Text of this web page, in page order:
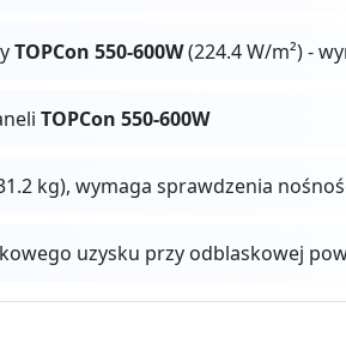
TOPCon 550-600W(224.4 W/m²) -
TOPCon 550-600W
kg), wymaga sprawdzenia
uzysku przy odblaskowej